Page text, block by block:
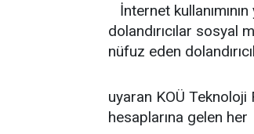
İnternet
dolandırıcılar sosyal
nüfuz eden
uyaran KOÜ Teknoloji
hesaplarına gelen her